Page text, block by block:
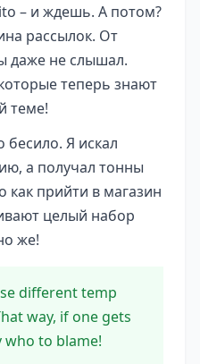
– и ждешь. А потом?
рассылок. От
даже не слышал.
теперь знают
теме!
Я искал
а получал тонны
как прийти в магазин
целый набор
же!
different temp
way, if one gets
who to blame!